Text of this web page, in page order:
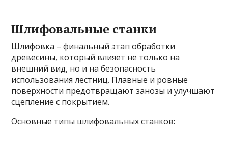
Шлифовальные станки
Шлифовка – финальный этап обработки
древесины, который влияет не только на
внешний вид, но и на безопасность
использования лестниц. Плавные и ровные
поверхности предотвращают занозы и улучшают
сцепление с покрытием.
Основные типы шлифовальных станков: